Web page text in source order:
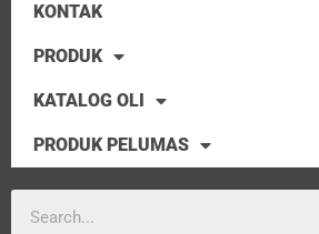
KONTAK
PRODUK
KATALOG OLI
PRODUK PELUMAS